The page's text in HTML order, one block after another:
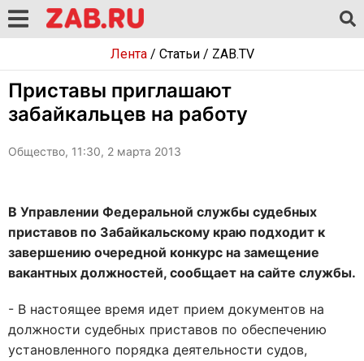
Лента/ Статьи/ ZAB.TV
Приставы приглашают
забайкальцев на работу
Общество, 11:30, 2 марта 2013
В Управлении Федеральной службы судебных
приставов по Забайкальскому краю подходит к
завершению очередной конкурс на замещение
вакантных должностей, сообщает на сайте службы.
- В настоящее время идет прием документов на
должности судебных приставов по обеспечению
установленного порядка деятельности судов,